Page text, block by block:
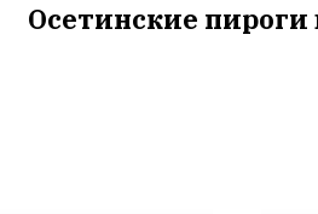
Осетинские пироги